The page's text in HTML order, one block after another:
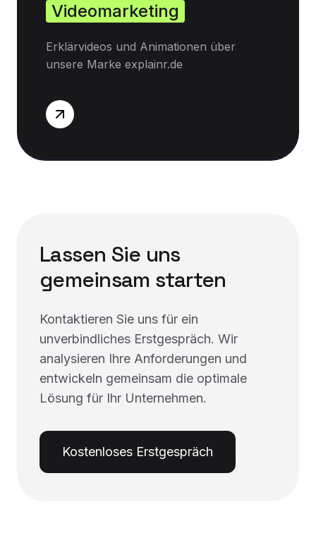
Videomarketing
Erklärvideos und Animationen über
unsere Marke explainr.de
Lassen Sie uns
gemeinsam starten
Kontaktieren Sie uns für ein
unverbindliches Erstgespräch. Wir
analysieren Ihre Anforderungen und
entwickeln gemeinsam die optimale
Lösung für Ihr Unternehmen.
Kostenloses Erstgespräch